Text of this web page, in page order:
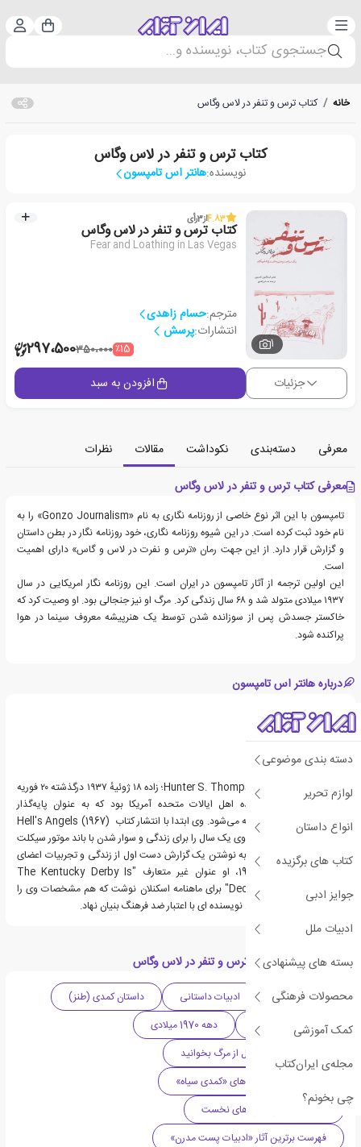
دسته‌بندی سبد
جستجوی کتاب، نویسنده و...
دسته بندی موضوعی
لوازم تحریر
انواع داستان
کتاب های برگزیده
جوایز ادبی
ادبیات ملل
بسته های پیشنهادی
محصولات فرهنگی
کمک آموزشی
مجله‌ی ایران‌کتاب
چی بخونم؟
خانه / کتاب ترس و تنفر در لاس وگاس
کتاب ترس و تنفر در لاس وگاس
نویسنده:هانتر اس تامپسون
1
4.83از3رأی
کتاب ترس و تنفر در لاس وگاس
Fear and Loathing in Las Vegas
مترجم:حسام زاهدی
انتشارات:پرسش
٪15350،000297،500
جزئیات افزودن به سبد
معرفی دسته‌بندی نکوداشت مقالات
نظرات
معرفی کتاب ترس و تنفر در لاس وگاس
تامپسون با این اثر نوع خاصی از روزنامه نگاری به نام «Gonzo Journalism» را به
نام خود ثبت کرده است. در این شیوه روزنامه نگاری، خود روزنامه نگار در بطن داستان
و گزارش قرار دارد. از این جهت رمان «ترس و نفرت در لاس و گاس» دارای اهمیت
است.
این اولین ترجمه از آثار تامپسون در ایران است. این روزنامه نگار امریکایی در سال
۱۹۳۷ میلادی متولد شد و ۶۸ سال زندگی کرد. مرگ او نیز جنجالی بود. او وصیت کرد که
خاکستر جسدش پس از سوزانده شدن توسط یک هنرپیشه معروف سینما در هوا
پراکنده شود.
درباره هانتر اس تامپسون
هانتر اس. تامپسون (Hunter S. Thompson؛ زاده ۱۸ ژوئیهٔ ۱۹۳۷ درگذشته ۲۰ فوریه
۲۰۰۵) خبرنگار و نویسنده اهل ایالات متحده آمریکا بود که به عنوان پایه‌گذار
روزنامه‌نگاری گونزو شناخته می‌شود. وی ابتدا با انتشار کتاب Hell's Angels (1967)
به شهرت رسید، کتابی که وی یک سال را برای زندگی و سوار شدن با باند موتور سیکلت
Hells Angels گذراند تا به نوشتن یک گزارش دست اول از زندگی و تجربیات اعضای
آن بپردازد. در سال 1970، او عنوان غیر متعارف "The Kentucky Derby Is
Decadent and Depraved" برای ماهنامه اسکنلان نوشت که هم مشخصات وی را
بالا برد و هم او را به عنوان نویسنده ای با اعتبار ضد فرهنگ بنیان نهاد.
دسته بندی های کتاب ترس و تنفر در لاس وگاس
ادبیات آمریکا ادبیات داستانی
داستان کمدی (طنز)
ادبیات پست مدرن
دهه 1970 میلادی
فهرست برترین کتاب های «کمدی سیاه»
فهرست برترین رمان های نخست
فهرست برترین آثار «ادبیات پست مدرن»